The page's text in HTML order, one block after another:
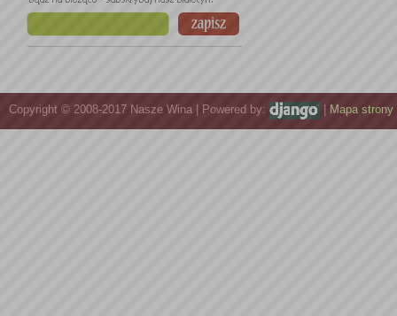
Copyright © 2008-2017 Nasze Wina | Powered by: Mapa strony